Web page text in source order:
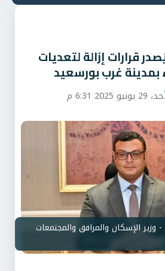
قرارات إزالة لتعديات
بمدينة غرب بورسعيد
2025 6:31 م
الإسكان والمرافق والمجتمعات